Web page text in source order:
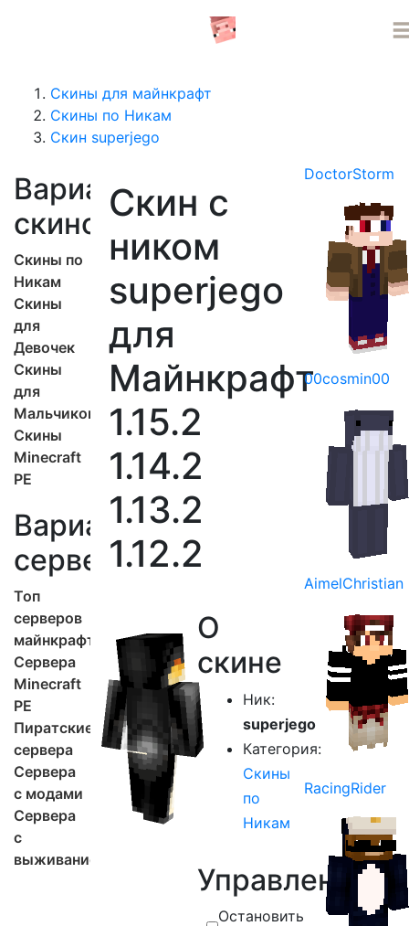
Скины для майнкрафт
Скины по Никам
Скин superjego
Варианты
скинов
Скины по
Никам
Скины
для
Девочек
Скины
для
Мальчиков
Скины
Minecraft
PE
Варианты
серверов
Топ
серверов
майнкрафт
Сервера
Minecraft
PE
Пиратские
сервера
Сервера
с модами
Сервера
с
выживанием
Скин с
ником
superjego
для
Майнкрафт
1.15.2
1.14.2
1.13.2
1.12.2
О
скине
Ник:
superjego
Категория:
Скины
по
Никам
Управление
Остановить
DoctorStorm
00cosmin00
AimelChristian
RacingRider